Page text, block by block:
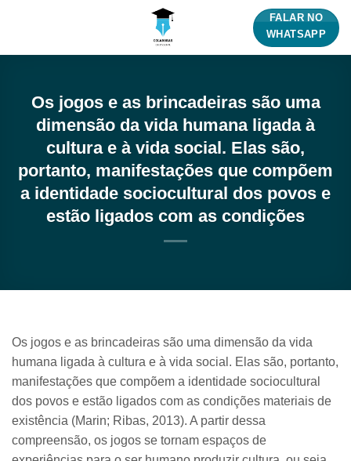
FALAR NO
WHATSAPP
Os jogos e as brincadeiras são uma
dimensão da vida humana ligada à
cultura e à vida social. Elas são,
portanto, manifestações que compõem
a identidade sociocultural dos povos e
estão ligados com as condições
Os jogos e as brincadeiras são uma dimensão da vida
humana ligada à cultura e à vida social. Elas são, portanto,
manifestações que compõem a identidade sociocultural
dos povos e estão ligados com as condições materiais de
existência (Marin; Ribas, 2013). A partir dessa
compreensão, os jogos se tornam espaços de